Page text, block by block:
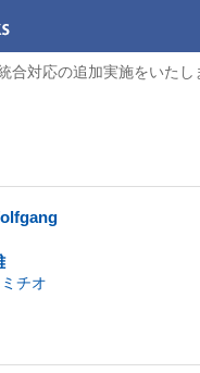
合対応の追加実施をいたし
チオ